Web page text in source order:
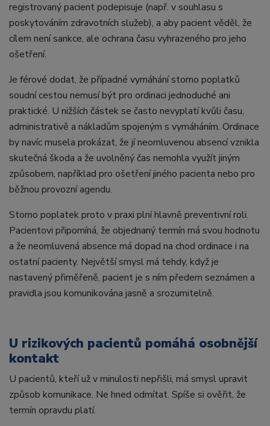
registrovaný pacient podepisuje (např. v souhlasu s
poskytováním zdravotních služeb), a aby pacient věděl, že
cílem není sankce, ale ochrana času vyhrazeného pro jeho
ošetření.
Je férové dodat, že případné vymáhání storno poplatků
soudní cestou nemusí být pro ordinaci jednoduché ani
praktické. U nižších částek se často nevyplatí kvůli času,
administrativě a nákladům spojeným s vymáháním. Ordinace
by navíc musela prokázat, že jí neomluvenou absencí vznikla
skutečná škoda a že uvolněný čas nemohla využít jiným
způsobem, například pro ošetření jiného pacienta nebo pro
běžnou provozní agendu.
Storno poplatek proto v praxi plní hlavně preventivní roli.
Pacientovi připomíná, že objednaný termín má svou hodnotu
a že neomluvená absence má dopad na chod ordinace i na
ostatní pacienty. Největší smysl má tehdy, když je
nastavený přiměřeně, pacient je s ním předem seznámen a
pravidla jsou komunikována jasně a srozumitelně.
U rizikových pacientů pomáhá osobnější
kontakt
U pacientů, kteří už v minulosti nepřišli, má smysl upravit
způsob komunikace. Ne hned odmítat. Spíše si ověřit, že
termín opravdu platí.